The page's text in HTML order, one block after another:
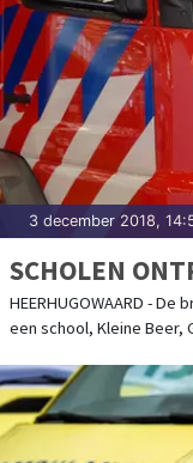
3 december 2018,
SCHOLEN
HEERHUGOWAARD -
een school, Kleine Beer,